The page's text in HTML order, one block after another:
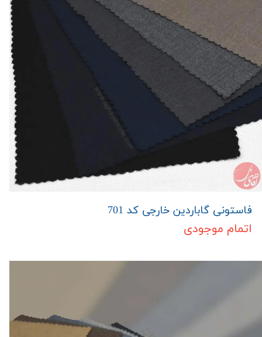
فاستونی گاباردین خارجی کد 701
اتمام موجودی